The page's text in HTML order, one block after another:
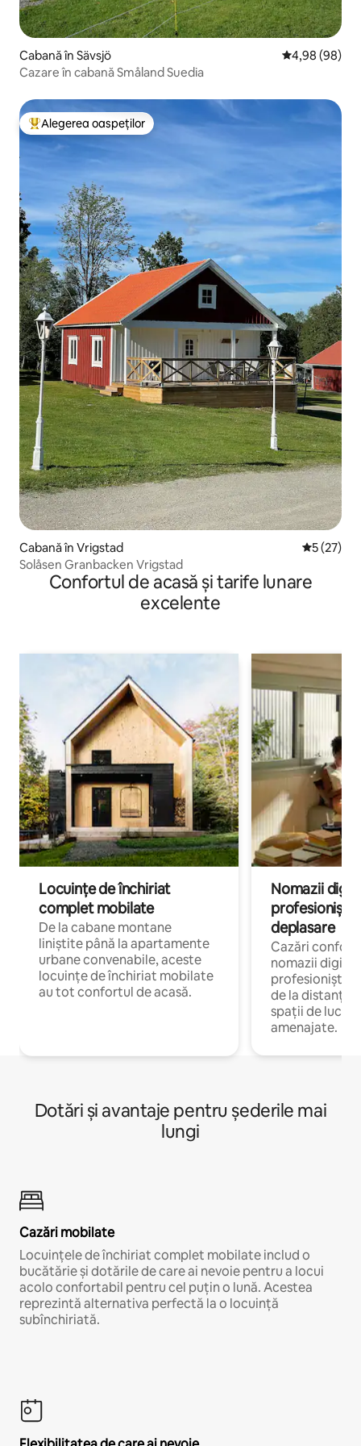
Cabană în Sävsjö Scor mediu
4,98 (98)
Cazare în cabană Småland Suedia
Locuință din topul categoriei Alegerea oaspeților
Alegerea oaspeților
Cabană în Vrigstad Scor
5 (27)
Solåsen Granbacken Vrigstad
Confortul de acasă și tarife lunare
excelente
Locuințe de închiriat
complet mobilate
De la cabane montane
liniștite până la apartamente
urbane convenabile, aceste
locuințe de închiriat mobilate
au tot confortul de acasă.
Nomazii
profesioniștii
deplasare
Cazări
nomazii
profesioniștii
de la distanță,
spații de lucru
amenajate.
Dotări și avantaje pentru șederile mai
lungi
Cazări mobilate
Locuințele de închiriat complet mobilate includ o
bucătărie și dotările de care ai nevoie pentru a locui
acolo confortabil pentru cel puțin o lună. Acestea
reprezintă alternativa perfectă la o locuință
subînchiriată.